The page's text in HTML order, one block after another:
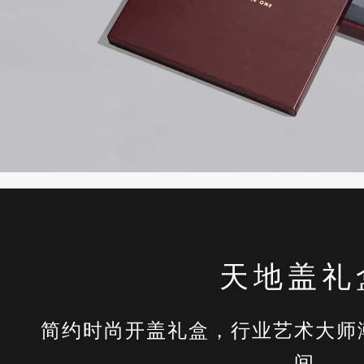
天地盖礼
简约时尚开盖礼盒，行业艺术大